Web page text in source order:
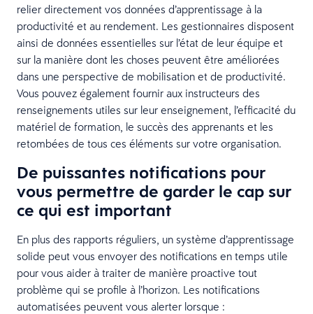
relier directement vos données d’apprentissage à la
productivité et au rendement. Les gestionnaires disposent
ainsi de données essentielles sur l’état de leur équipe et
sur la manière dont les choses peuvent être améliorées
dans une perspective de mobilisation et de productivité.
Vous pouvez également fournir aux instructeurs des
renseignements utiles sur leur enseignement, l’efficacité du
matériel de formation, le succès des apprenants et les
retombées de tous ces éléments sur votre organisation.
De puissantes notifications pour
vous permettre de garder le cap sur
ce qui est important
En plus des rapports réguliers, un système d’apprentissage
solide peut vous envoyer des notifications en temps utile
pour vous aider à traiter de manière proactive tout
problème qui se profile à l’horizon. Les notifications
automatisées peuvent vous alerter lorsque :